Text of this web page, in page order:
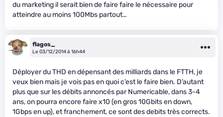
du marketing il serait bien de faire faire le nécessaire pour
atteindre au moins 100Mbs partout…
flagos_
Le 03/12/2014 à 16h44
Déployer du THD en dépensant des milliards dans le FTTH, je
veux bien mais je vois pas en quoi c’est le faire bien. D’autant
plus que sur les débits annoncés par Numericable, dans 3-4
ans, on pourra encore faire x10 (en gros 10Gbits en down,
1Gbps en up), et franchement, ce sont des debits très corrects.